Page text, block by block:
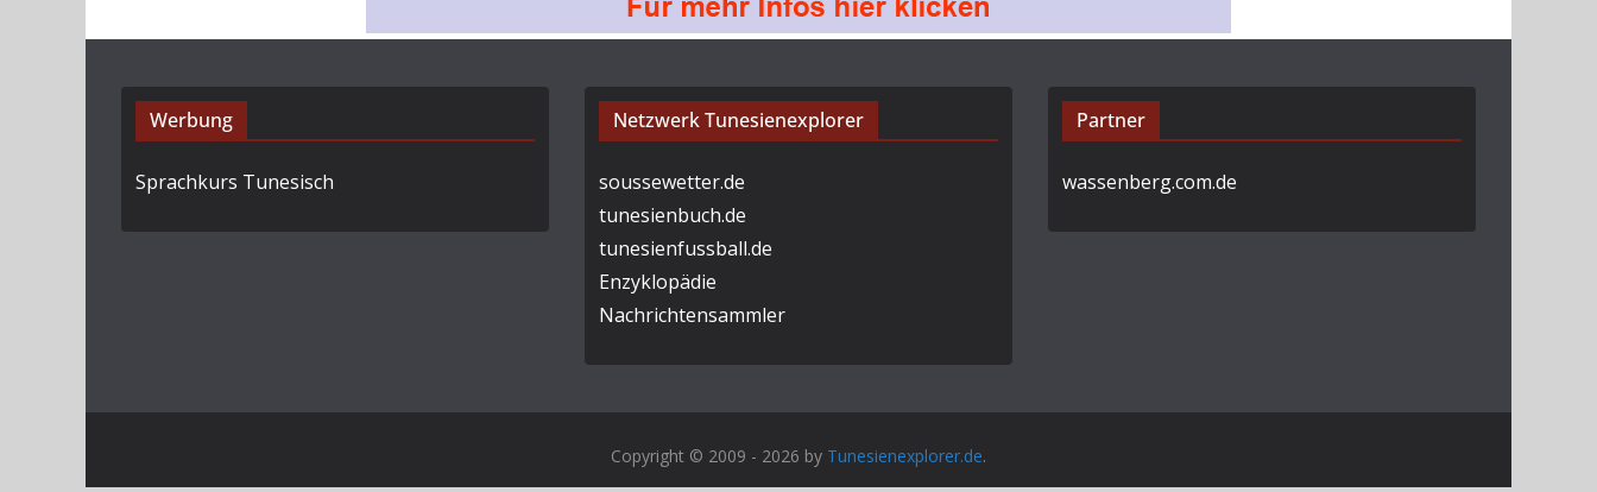
Werbung
Sprachkurs Tunesisch
Netzwerk Tunesienexplorer
soussewetter.de
tunesienbuch.de
tunesienfussball.de
Enzyklopädie
Nachrichtensammler
Partner
wassenberg.com.de
Copyright © 2009 - 2026 by Tunesienexplorer.de.